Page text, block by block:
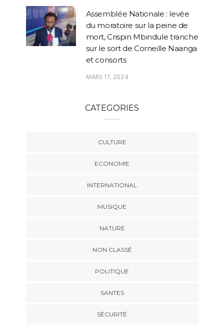
Assemblée Nationale : levée
du moratoire sur la peine de
mort, Crispin Mbindule tranche
sur le sort de Corneille Naanga
et consorts
MARS 17, 2024
CATEGORIES
CULTURE
ECONOMIE
INTERNATIONAL
MUSIQUE
NATURE
NON CLASSÉ
POLITIQUE
SANTES
SÉCURITÉ